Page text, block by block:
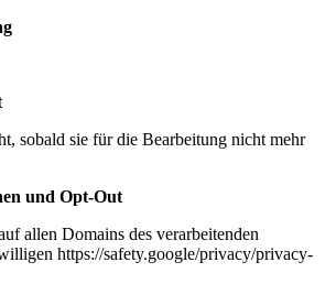
sobald sie für die Bearbeitung nicht mehr
und Opt-Out
allen Domains des verarbeitenden
https://safety.google/privacy/privacy-